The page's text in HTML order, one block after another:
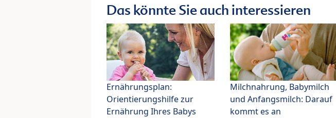
Das könnte Sie auch interessieren
Ernährungsplan:
Orientierungshilfe zur
Ernährung Ihres Babys
Milchnahrung, Babymilch
und Anfangsmilch: Darauf
kommt es an